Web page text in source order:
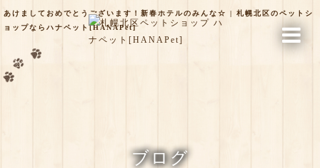
あけましておめでとうございます！新春ホテルのみんな☆ | 札幌北区のペットシ
ョップならハナペット[HANAPet]
ブログ